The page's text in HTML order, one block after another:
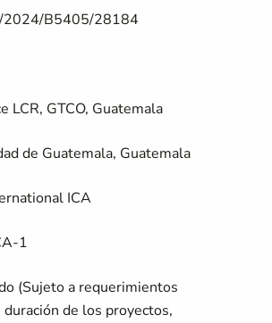
2024/B5405/28184
LCR, GTCO, Guatemala
de Guatemala, Guatemala
ICA
1
(Sujeto a requerimientos
de los proyectos,